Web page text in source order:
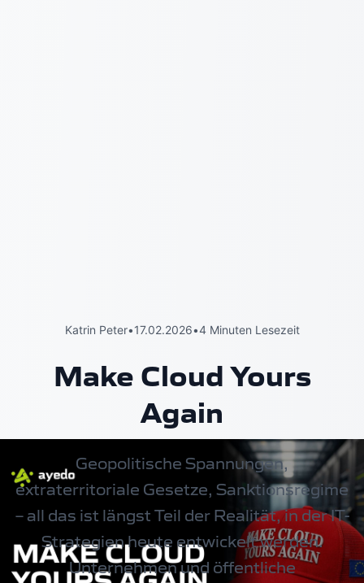
Katrin Peter•17.02.2026•4 Minuten Lesezeit
Make Cloud Yours
Again
Geopolitische Spannungen,
extraterritoriale Gesetze, Sanktionsregime
– all das ist längst Teil der Realität, in der IT-
Strategien heute entwickelt werden.
Unternehmen und öffentliche